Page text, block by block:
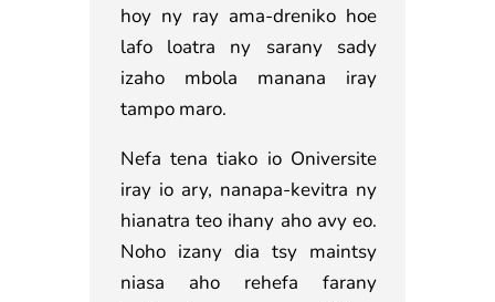
hoy ny ray ama-dreniko hoe
lafo loatra ny sarany sady
izaho mbola manana iray
tampo maro.
Nefa tena tiako io Oniversite
iray io ary, nanapa-kevitra ny
hianatra teo ihany aho avy eo.
Noho izany dia tsy maintsy
niasa aho rehefa farany